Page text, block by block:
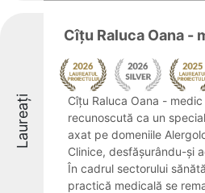
Laureați
Cîțu Raluca Oana -
Cîțu Raluca Oana -
recunoscută ca un
axat pe domeniile
Clinice, desfășurându-și
În cadrul sectorului
practică medicală se